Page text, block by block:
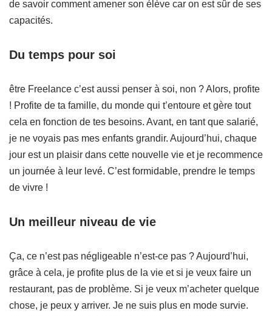
de savoir comment amener son élève car on est sûr de ses
capacités.
Du temps pour soi
être Freelance c’est aussi penser à soi, non ? Alors, profite
! Profite de ta famille, du monde qui t’entoure et gère tout
cela en fonction de tes besoins. Avant, en tant que salarié,
je ne voyais pas mes enfants grandir. Aujourd’hui, chaque
jour est un plaisir dans cette nouvelle vie et je recommence
un journée à leur levé. C’est formidable, prendre le temps
de vivre !
Un meilleur niveau de vie
Ça, ce n’est pas négligeable n’est-ce pas ? Aujourd’hui,
grâce à cela, je profite plus de la vie et si je veux faire un
restaurant, pas de problème. Si je veux m’acheter quelque
chose, je peux y arriver. Je ne suis plus en mode survie.